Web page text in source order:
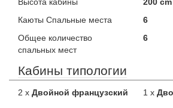
Каюты Спальные места
6
Общее количество
спальных мест
6
Кабины типологии
2 x Двойной французский 1 x